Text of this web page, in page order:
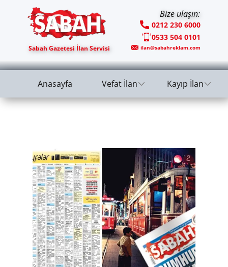
Bize ulaşın:
0212 230 6000
0533 504 0101
Sabah Gazetesi İlan Servisi ilan@sabahreklam.com
Anasayfa Vefat İlan Kayıp İlan